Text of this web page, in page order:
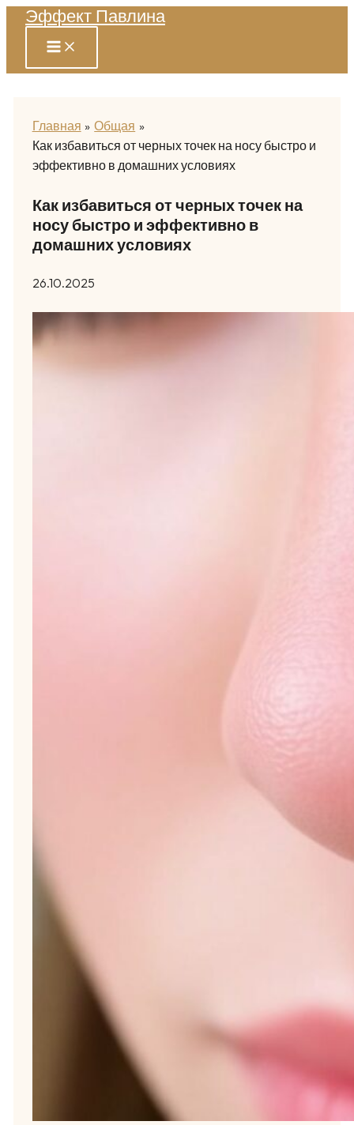
Перейти
содержимому
Эффект Павлина
Главная
Общая
Как избавиться от черных точек на носу быстро и
эффективно в домашних условиях
Как избавиться от черных точек на
носу быстро и эффективно в
домашних условиях
26.10.2025